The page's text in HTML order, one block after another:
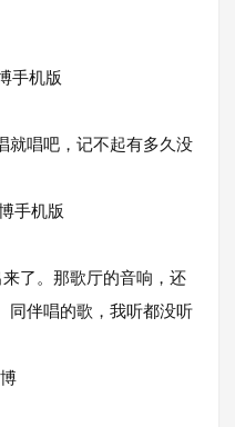
手机版
唱吧，记不起有多久没
手机版
了。那歌厅的音响，还
同伴唱的歌，我听都没听